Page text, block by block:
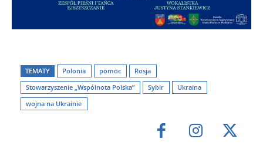
TEMATY Polonia pomoc
Rosja
Stowarzyszenie „Wspólnota Polska”
Sybir
Ukraina
wojna na Ukrainie